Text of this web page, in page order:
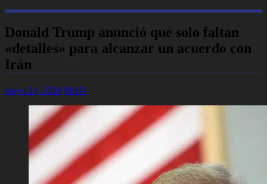
Donald Trump anunció que solo faltan
«detalles» para alcanzar un acuerdo con
Irán
mayo 24, 2026 MAD